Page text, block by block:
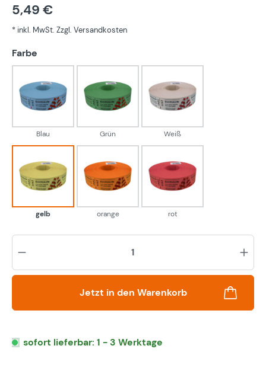
5,49 €
* inkl. MwSt. Zzgl. Versandkosten
Farbe
Blau
Blau
Grün
Grün
Weiß
Weiß
gelb
gelb
orange
orange
rot
rot
Jetzt in den Warenkorb
sofort lieferbar: 1 - 3 Werktage